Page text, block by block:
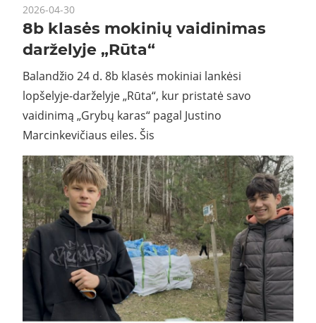
2026-04-30
8b klasės mokinių vaidinimas
darželyje „Rūta“
Balandžio 24 d. 8b klasės mokiniai lankėsi
lopšelyje-darželyje „Rūta“, kur pristatė savo
vaidinimą „Grybų karas“ pagal Justino
Marcinkevičiaus eiles. Šis